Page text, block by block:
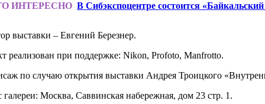
ИНТЕРЕСНО В Сибэкспоцентре состоится
выставки – Евгений Березнер.
реализован при поддержке: Nikon, Profoto, Manfrotto.
по случаю открытия выставки Андрея Троицкого
галереи: Москва, Саввинская набережная, дом 23 стр. 1.